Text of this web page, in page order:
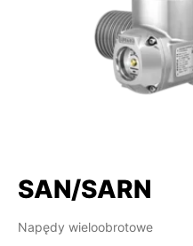
SAN/SARN
Napędy wieloobrotowe